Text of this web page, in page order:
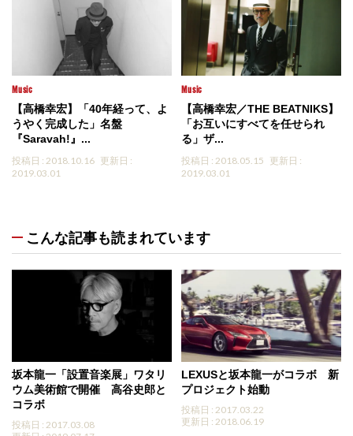
Music
【高橋幸宏】「40年経って、よ
うやく完成した」名盤
『Saravah!』...
投稿日 : 2018.10.16 更新日 :
2019.03.01
Music
【高橋幸宏／THE BEATNIKS】
「お互いにすべてを任せられ
る」ザ...
投稿日 : 2018.05.15 更新日 :
2019.03.01
こんな記事も読まれています
坂本龍一「設置音楽展」ワタリ
ウム美術館で開催 高谷史郎と
コラボ
投稿日 : 2017.03.08
LEXUSと坂本龍一がコラボ 新
プロジェクト始動
投稿日 : 2017.03.22
更新日 : 2018.06.19